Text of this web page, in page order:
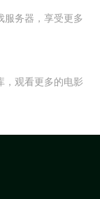
服务器，享受更多
，观看更多的电影